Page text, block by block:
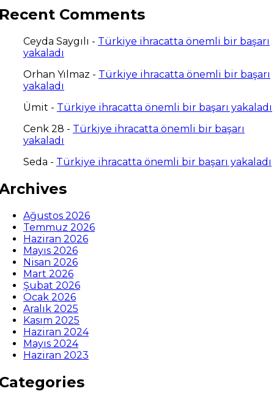
Comments
Ceyda Saygılı - Türkiye ihracatta önemli bir başarı
yakaladı
Orhan Yılmaz - Türkiye ihracatta önemli bir başarı
yakaladı
Ümit - Türkiye ihracatta önemli bir başarı yakaladı
Cenk 28 - Türkiye ihracatta önemli bir başarı
yakaladı
Seda - Türkiye ihracatta önemli bir başarı yakaladı
Ağustos 2026
Temmuz 2026
Haziran 2026
Mayıs 2026
Nisan 2026
Mart 2026
Şubat 2026
Ocak 2026
Aralık 2025
Kasım 2025
Haziran 2024
Mayıs 2024
Haziran 2023